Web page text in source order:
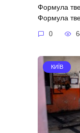
Формула
Формула
0
КИЇВ